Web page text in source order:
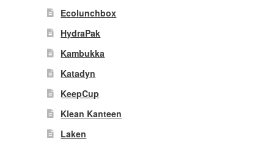
Ecolunchbox
HydraPak
Kambukka
Katadyn
KeepCup
Klean Kanteen
Laken